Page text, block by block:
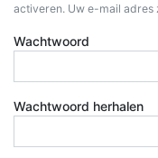
activeren. Uw e-mail
Wachtwoord
Wachtwoord herhalen